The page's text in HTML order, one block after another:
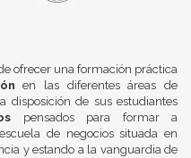
ofrecer una formación práctica
en las diferentes áreas de
disposición de sus estudiantes
pensados para formar a
de negocios situada en
y estando a la vanguardia de